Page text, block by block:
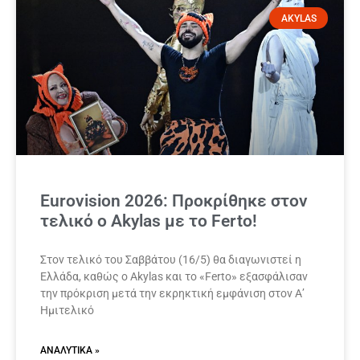
AKYLAS
Eurovision 2026: Προκρίθηκε στον
τελικό ο Akylas με το Ferto!
Στον τελικό του Σαββάτου (16/5) θα διαγωνιστεί η
Ελλάδα, καθώς ο Akylas και το «Ferto» εξασφάλισαν
την πρόκριση μετά την εκρηκτική εμφάνιση στον Α’
Ημιτελικό
ΑΝΑΛΥΤΙΚΆ »